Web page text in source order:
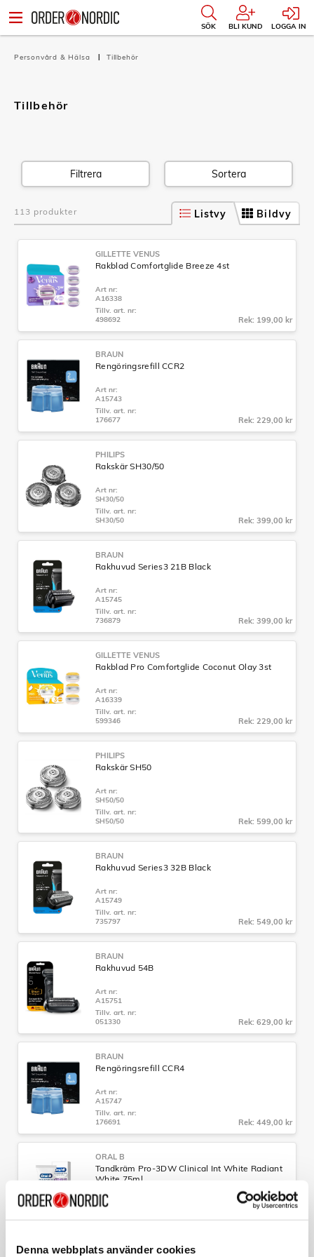
Denna webbplats använder cookies
SÖK BLI KUND LOGGA IN
Personvård & Hälsa Tillbehör
Tillbehör
Filtrera Sortera
113 produkter Bildvy
Listvy
GILLETTE VENUS
Rakblad Comfortglide Breeze 4st
Art nr:
A16338
Tillv. art. nr:
498692
Rek: 199,00 kr
BRAUN
Rengöringsrefill CCR2
Art nr:
A15743
Tillv. art. nr:
176677
Rek: 229,00 kr
PHILIPS
Rakskär SH30/50
Art nr:
SH30/50
Tillv. art. nr:
SH30/50
Rek: 399,00 kr
BRAUN
Rakhuvud Series3 21B Black
Art nr:
A15745
Tillv. art. nr:
736879
Rek: 399,00 kr
GILLETTE VENUS
Rakblad Pro Comfortglide Coconut Olay 3st
Art nr:
A16339
Tillv. art. nr:
599346
Rek: 229,00 kr
PHILIPS
Rakskär SH50
Art nr:
SH50/50
Tillv. art. nr:
SH50/50
Rek: 599,00 kr
BRAUN
Rakhuvud Series3 32B Black
Art nr:
A15749
Tillv. art. nr:
735797
Rek: 549,00 kr
BRAUN
Rakhuvud 54B
Art nr:
A15751
Tillv. art. nr:
051330
Rek: 629,00 kr
BRAUN
Rengöringsrefill CCR4
Art nr:
A15747
Tillv. art. nr:
176691
Rek: 449,00 kr
ORAL B
Tandkräm Pro-3DW Clinical Int White Radiant
White 75ml
Art nr:
A16293
088169
Rek: 79,90 kr